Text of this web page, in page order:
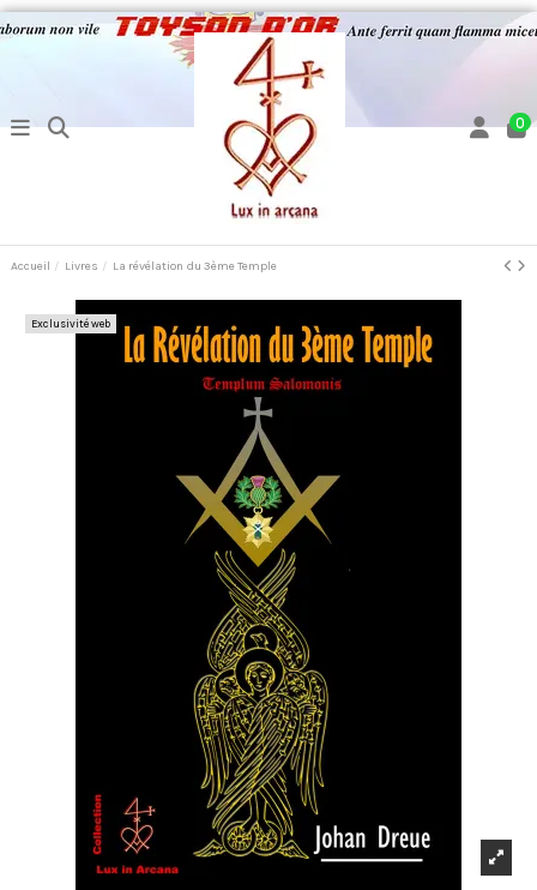
0
Accueil Livres La révélation du 3ème Temple
Exclusivité web